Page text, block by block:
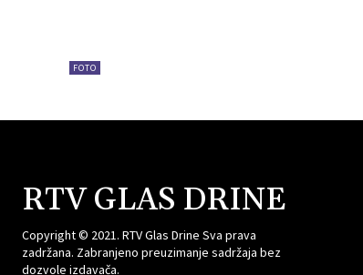
FOTO
RTV GLAS DRINE
Copyright © 2021. RTV Glas Drine Sva prava
zadržana. Zabranjeno preuzimanje sadržaja bez
dozvole izdavača.